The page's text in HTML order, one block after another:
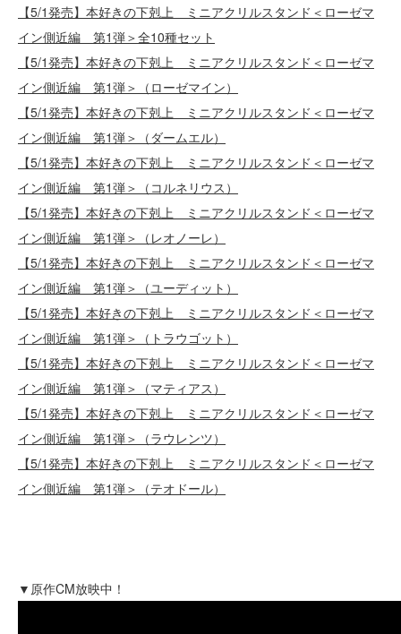
【5/1発売】本好きの下剋上 ミニアクリルスタンド＜ローゼマ
イン側近編 第1弾＞全10種セット
【5/1発売】本好きの下剋上 ミニアクリルスタンド＜ローゼマ
イン側近編 第1弾＞（ローゼマイン）
【5/1発売】本好きの下剋上 ミニアクリルスタンド＜ローゼマ
イン側近編 第1弾＞（ダームエル）
【5/1発売】本好きの下剋上 ミニアクリルスタンド＜ローゼマ
イン側近編 第1弾＞（コルネリウス）
【5/1発売】本好きの下剋上 ミニアクリルスタンド＜ローゼマ
イン側近編 第1弾＞（レオノーレ）
【5/1発売】本好きの下剋上 ミニアクリルスタンド＜ローゼマ
イン側近編 第1弾＞（ユーディット）
【5/1発売】本好きの下剋上 ミニアクリルスタンド＜ローゼマ
イン側近編 第1弾＞（トラウゴット）
【5/1発売】本好きの下剋上 ミニアクリルスタンド＜ローゼマ
イン側近編 第1弾＞（マティアス）
【5/1発売】本好きの下剋上 ミニアクリルスタンド＜ローゼマ
イン側近編 第1弾＞（ラウレンツ）
【5/1発売】本好きの下剋上 ミニアクリルスタンド＜ローゼマ
イン側近編 第1弾＞（テオドール）
▼原作CM放映中！